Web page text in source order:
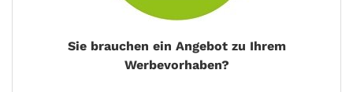
Sie brauchen ein Angebot zu Ihrem
Werbevorhaben?